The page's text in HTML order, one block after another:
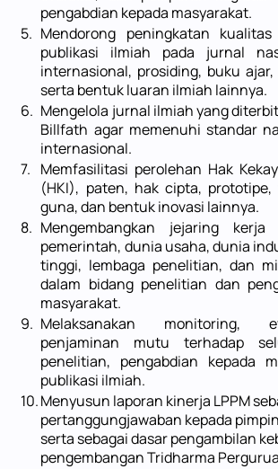
pengabdian kepada masyarakat.
5. Mendorong peningkatan
publikasi ilmiah pada jurnal
internasional, prosiding, buku
serta bentuk luaran ilmiah lainnya.
6. Mengelola jurnal ilmiah yang
Billfath agar memenuhi standar
internasional.
7. Memfasilitasi perolehan Hak
(HKI), paten, hak cipta,
guna, dan bentuk inovasi lainnya.
8. Mengembangkan jejaring kerja
pemerintah, dunia usaha, dunia
tinggi, lembaga penelitian, dan
dalam bidang penelitian dan
masyarakat.
9. Melaksanakan monitoring,
penjaminan mutu terhadap
penelitian, pengabdian kepada
publikasi ilmiah.
10.Menyusun laporan kinerja LPPM
pertanggungjawaban kepada
serta sebagai dasar pengambilan
pengembangan Tridharma